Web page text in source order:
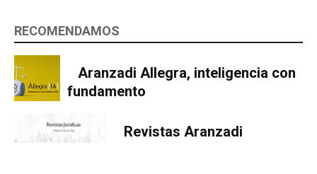
RECOMENDAMOS
Aranzadi Allegra, inteligencia con
fundamento
Revistas Aranzadi